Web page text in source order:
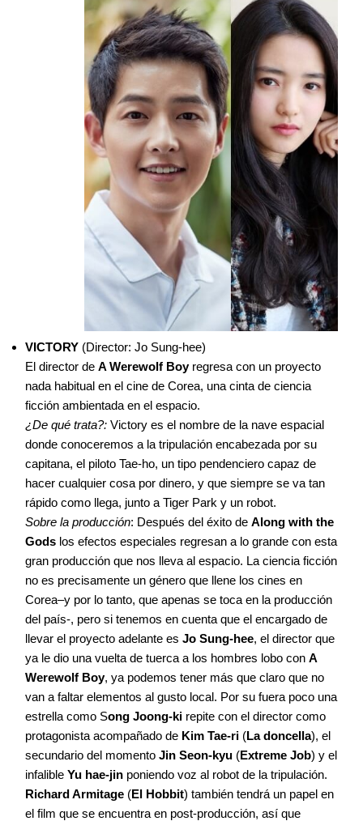
VICTORY (Director: Jo Sung-hee)
El director de A Werewolf Boy regresa con un proyecto
nada habitual en el cine de Corea, una cinta de ciencia
ficción ambientada en el espacio.
¿De qué trata?: Victory es el nombre de la nave espacial
donde conoceremos a la tripulación encabezada por su
capitana, el piloto Tae-ho, un tipo pendenciero capaz de
hacer cualquier cosa por dinero, y que siempre se va tan
rápido como llega, junto a Tiger Park y un robot.
Sobre la producción: Después del éxito de Along with the
Gods los efectos especiales regresan a lo grande con esta
gran producción que nos lleva al espacio. La ciencia ficción
no es precisamente un género que llene los cines en
Corea–y por lo tanto, que apenas se toca en la producción
del país-, pero si tenemos en cuenta que el encargado de
llevar el proyecto adelante es Jo Sung-hee, el director que
ya le dio una vuelta de tuerca a los hombres lobo con A
Werewolf Boy, ya podemos tener más que claro que no
van a faltar elementos al gusto local. Por su fuera poco una
estrella como Song Joong-ki repite con el director como
protagonista acompañado de Kim Tae-ri (La doncella), el
secundario del momento Jin Seon-kyu (Extreme Job) y el
infalible Yu hae-jin poniendo voz al robot de la tripulación.
Richard Armitage (El Hobbit) también tendrá un papel en
el film que se encuentra en post-producción, así que